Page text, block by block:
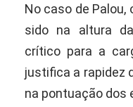
No caso de
sido na altura
crítico para a
justifica a rapidez
na pontuação dos